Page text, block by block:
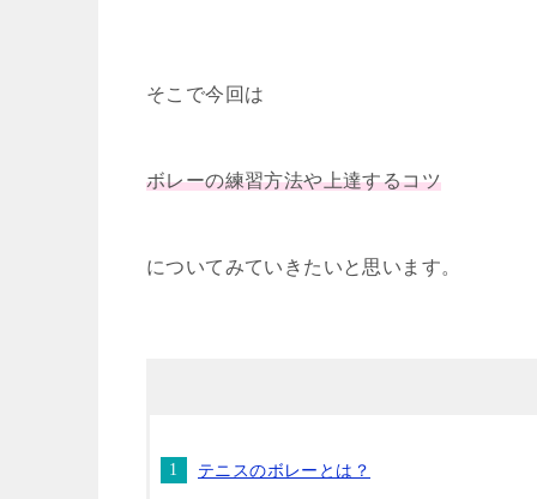
そこで今回は
ボレーの練習方法や上達するコツ
についてみていきたいと思います。
テニスのボレーとは？